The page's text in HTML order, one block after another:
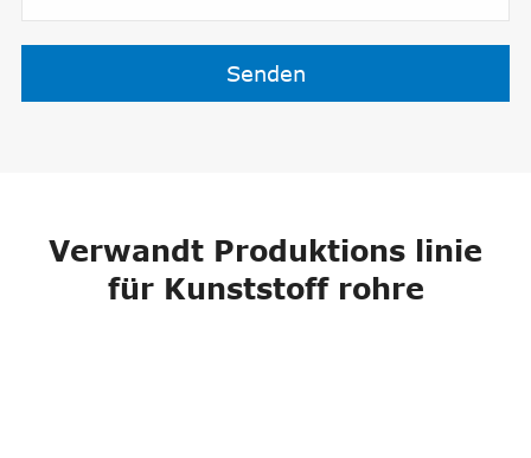
Senden
Verwandt Produktions linie
für Kunststoff rohre